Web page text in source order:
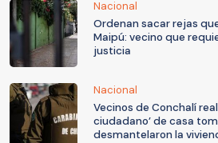
Nacional
Ordenan sacar rejas
Maipú: vecino que
justicia
Nacional
Vecinos de Conchalí
ciudadano’ de casa
desmantelaron la